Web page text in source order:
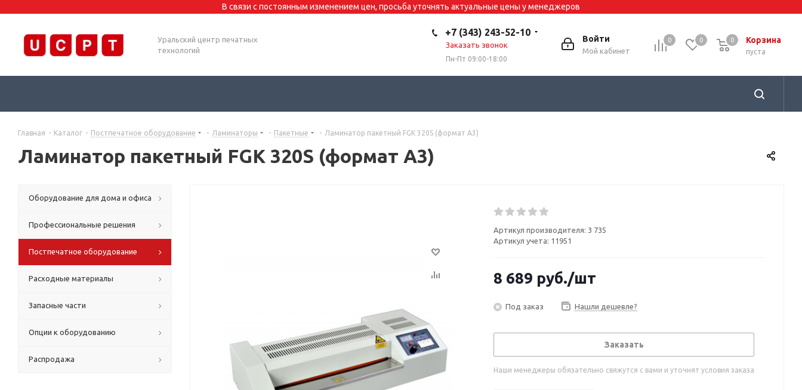
В связи с постоянным изменением цен, просьба уточнять актуальные цены у менеджеров
Уральский центр печатных
технологий
0 0 Корзина
0
пуста
0
Войти
Мой кабинет
+7 (343) 243-52-10
Заказать звонок
Пн-Пт 09:00-18:00
Главная - Каталог - Постпечатное оборудование - Ламинаторы - Пакетные - Ламинатор пакетный FGK 320S (формат А3)
Ламинатор пакетный FGK 320S (формат А3)
Артикул производителя: 3 735
Артикул учета: 11951
8 689 руб./шт
Под заказ Нашли дешевле?
Заказать
Наши менеджеры обязательно свяжутся с вами и уточнят условия заказа
Оборудование для дома и офиса
Профессиональные решения
Постпечатное оборудование
Расходные материалы
Запасные части
Опции к оборудованию
Распродажа